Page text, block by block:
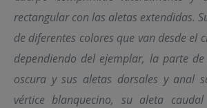
rectangular con las aletas extendidas.
de diferentes colores que van desde el
dependiendo del ejemplar, la parte
oscura y sus aletas dorsales y anal
vértice blanquecino, su aleta